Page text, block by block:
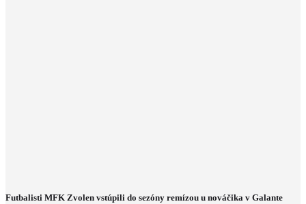
Futbalisti MFK Zvolen vstúpili do sezóny remízou u nováčika v Galante